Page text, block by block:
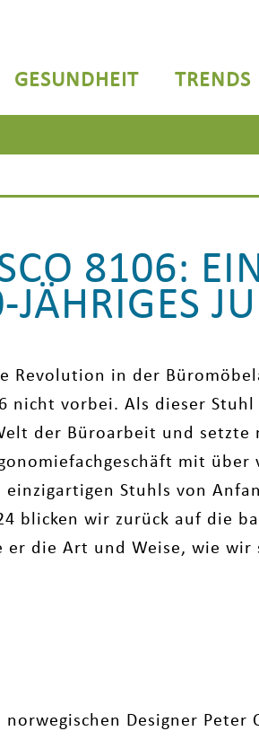
GESUNDHEIT TRENDS
JÄHRIGES
Revolution in der
nicht vorbei. Als dieser
der Büroarbeit und setzte
mit über
Stuhls von
blicken wir zurück auf die
er die Art und Weise, wie wir
norwegischen Designer